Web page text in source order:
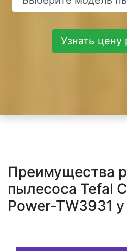
Узнать цену
Преимущества
пылесоса Tefal
Power-TW3931 у